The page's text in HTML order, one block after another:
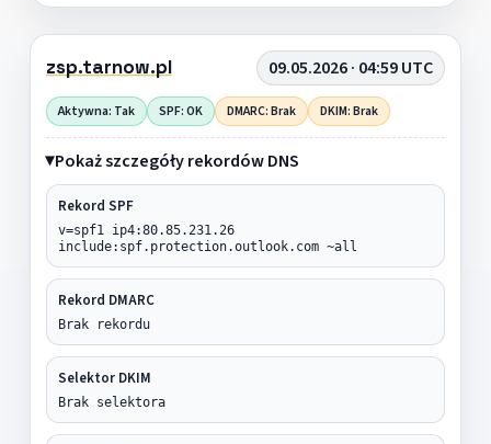
zsp.tarnow.pl 09.05.2026 · 04:59 UTC
Aktywna: Tak SPF: OK DMARC: Brak DKIM: Brak
Pokaż szczegóły rekordów DNS
Rekord SPF
v=spf1 ip4:80.85.231.26
include:spf.protection.outlook.com ~all
Rekord DMARC
Brak rekordu
Selektor DKIM
Brak selektora